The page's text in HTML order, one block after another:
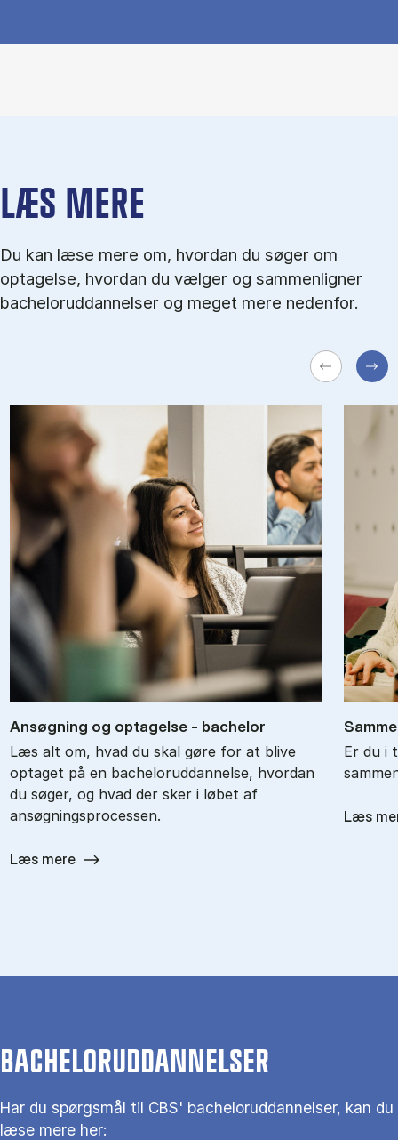
LÆS MERE
Du kan læse mere om, hvordan du søger om
optagelse, hvordan du vælger og sammenligner
bacheloruddannelser og meget mere nedenfor.
An­søg­ning og op­ta­gel­se - ba­chel­or
Læs alt om, hvad du skal gøre for at blive
optaget på en bacheloruddannelse, hvordan
du søger, og hvad der sker i løbet af
ansøgningsprocessen.
Læs mere
Er du i
Læs
BACHELORUDDANNELSER
Har du spørgsmål til CBS' bacheloruddannelser, kan du
læse mere her: